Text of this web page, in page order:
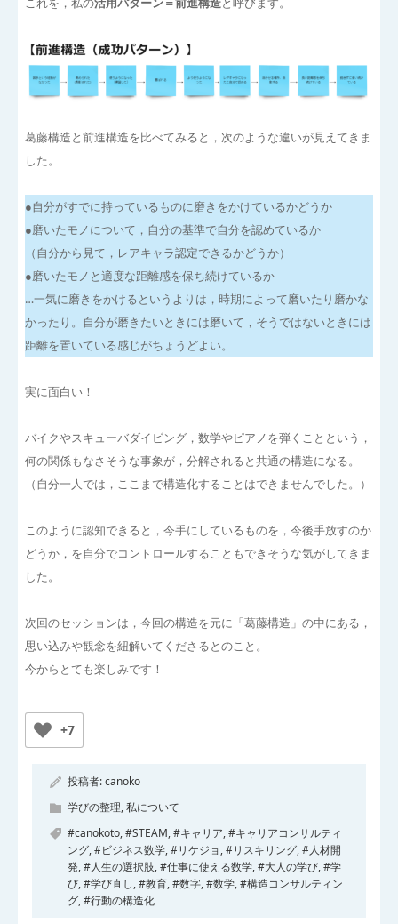
葛藤構造と前進構造を比べてみると，次のような違いが見えてきま
した。
●自分がすでに持っているものに磨きをかけているかどうか
●磨いたモノについて，自分の基準で自分を認めているか
（自分から見て，レアキャラ認定できるかどうか）
●磨いたモノと適度な距離感を保ち続けているか
…一気に磨きをかけるというよりは，時期によって磨いたり磨かな
かったり。自分が磨きたいときには磨いて，そうではないときには
距離を置いている感じがちょうどよい。
実に面白い！
バイクやスキューバダイビング，数学やピアノを弾くことという，
何の関係もなさそうな事象が，分解されると共通の構造になる。
（自分一人では，ここまで構造化することはできませんでした。）
このように認知できると，今手にしているものを，今後手放すのか
どうか，を自分でコントロールすることもできそうな気がしてきま
した。
次回のセッションは，今回の構造を元に「葛藤構造」の中にある，
思い込みや観念を紐解いてくださるとのこと。
今からとても楽しみです！
+7
投稿者:canoko
学びの整理,私について
#canokoto,#STEAM,#キャリア,#キャリアコンサルティ
ング,#ビジネス数学,#リケジョ,#リスキリング,#人材開
発,#人生の選択肢,#仕事に使える数学,#大人の学び,#学
び,#学び直し,#教育,#数字,#数学,#構造コンサルティン
グ,#行動の構造化